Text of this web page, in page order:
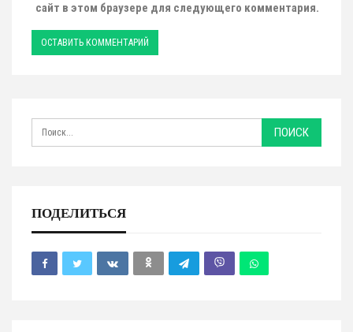
сайт в этом браузере для следующего комментария.
ПОДЕЛИТЬСЯ